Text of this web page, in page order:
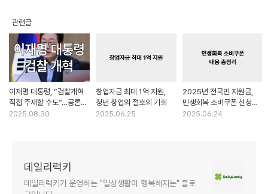
관련글
이재명 대통령, “검찰개혁
직접 주재할 수도”…공론의
장 여나
2025.08.30
창업자금 최대 1억 지원,
청년 창업의 절호의 기회
2025.06.25
2025년 전국민 지원금,
민생회복 소비쿠폰 신청
총정리
2025.06.24
데일리럭키
데일리럭키가 운영하는 "일상생활이 행복해지는" 블로